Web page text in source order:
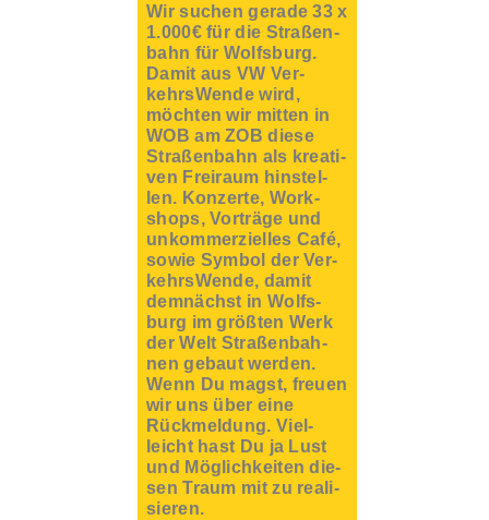
Wir suchen gera­de 33 x
1.000€ für die Stra­ßen­
bahn für Wolfs­burg.
Damit aus VW Ver­
kehrs­Wen­de wird,
möch­ten wir mit­ten in
WOB am ZOB die­se
Stra­ßen­bahn als krea­ti­
ven Frei­raum hin­stel­
len. Kon­zer­te, Work­
shops, Vor­trä­ge und
unkom­mer­zi­el­les Café,
sowie Sym­bol der Ver­
kehrs­Wen­de, damit
dem­nächst in Wolfs­
burg im größ­ten Werk
der Welt Stra­ßen­bah­
nen gebaut wer­den.
Wenn Du magst, freu­en
wir uns über eine
Rück­mel­dung. Viel­
leicht hast Du ja Lust
und Mög­lich­kei­ten die­
sen Traum mit zu rea­li­
sie­ren.